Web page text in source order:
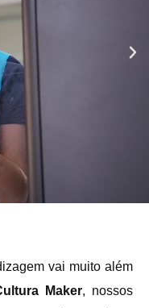
vai muito além
Maker, nossos